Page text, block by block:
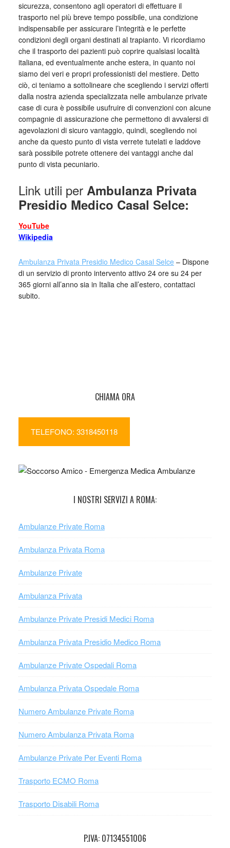
sicurezza, consentono agli operatori di effettuare il
trasporto nel più breve tempo possibile, una condizione
indispensabile per assicurare l’integrità e le perfette
condizioni degli organi destinati al trapianto. Vi ricordiamo
che il trasporto dei pazienti può coprire qualsiasi località
italiana, ed eventualmente anche estera, in quanto noi
siamo dei veri e propri professionisti del mestiere. Detto
ciò, ci teniamo a sottolineare che scegliendo i servizi offerti
dalla nostra azienda specializzata nelle ambulanze private
case di cura è possibile usufruire di convenzioni con alcune
compagnie di assicurazione che permettono di avvalersi di
agevolazioni di sicuro vantaggio, quindi, scegliendo noi
anche da questo punto di vista verrete tutelati e laddove
sarà possibile potrete ottenere dei vantaggi anche dal
punto di vista pecuniario.
Link utili per Ambulanza Privata
Presidio Medico Casal Selce:
YouTube
Wikipedia
Ambulanza Privata Presidio Medico Casal Selce – Dispone
di un servizio di pronto intervento attivo 24 ore su 24 per
365 giorni all’anno sia in Italia che all’estero, contattaci
subito.
CHIAMA ORA
TELEFONO: 3318450118
I NOSTRI SERVIZI A ROMA:
Ambulanze Private Roma
Ambulanza Privata Roma
Ambulanze Private
Ambulanza Privata
Ambulanze Private Presidi Medici Roma
Ambulanza Privata Presidio Medico Roma
Ambulanze Private Ospedali Roma
Ambulanza Privata Ospedale Roma
Numero Ambulanze Private Roma
Numero Ambulanza Privata Roma
Ambulanze Private Per Eventi Roma
Trasporto ECMO Roma
Trasporto Disabili Roma
P.IVA: 07134551006